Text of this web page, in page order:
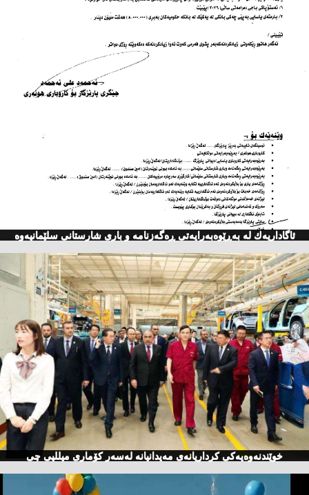
ئاگاداریه‌ك له‌ به‌ڕێوه‌به‌رایه‌تی ڕه‌گه‌زنامه‌ و باری شارستانی سلێمانیه‌وه‌
خوێندنەوەیەكی كرداریانەی مەیدانیانە لەسەر كۆماری میللیی چی